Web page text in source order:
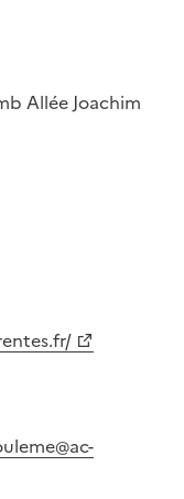
Allée Joachim